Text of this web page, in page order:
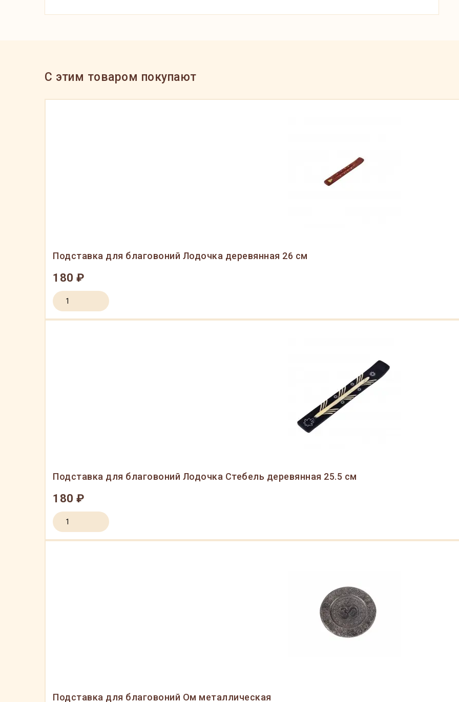
C этим товаром покупают
Подставка для благовоний Лодочка деревянная 26 см
180 ₽
Подставка для благовоний Лодочка Стебель деревянная 25.5 см
180 ₽
Подставка для благовоний Ом металлическая